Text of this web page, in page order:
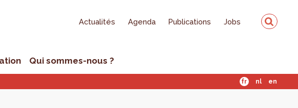
Actualités Agenda Publications Jobs
Qui sommes-nous ?
fr nl en